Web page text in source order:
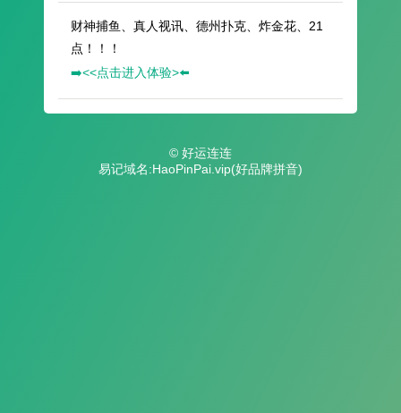
财神捕鱼、真人视讯、德州扑克、炸金花、21
点！！！
➡️<<点击进入体验>⬅️
© 好运连连
易记域名:HaoPinPai.vip(好品牌拼音)